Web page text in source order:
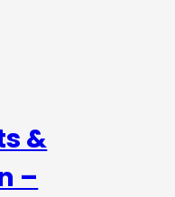
&
–